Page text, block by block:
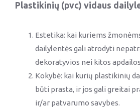
Plastikinių (pvc) vidaus
Estetika: kai kuriems
dailylentės gali atrodyti
dekoratyvios nei kitos
Kokybė: kai kurių plastikinių
būti prasta, ir jos gali greitai
ir/ar patvarumo savybes.